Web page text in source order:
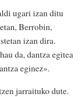
ugari izan ditu
Berrobin,
izan dira.
da, dantza egitea
eginez».
jarraituko dute.